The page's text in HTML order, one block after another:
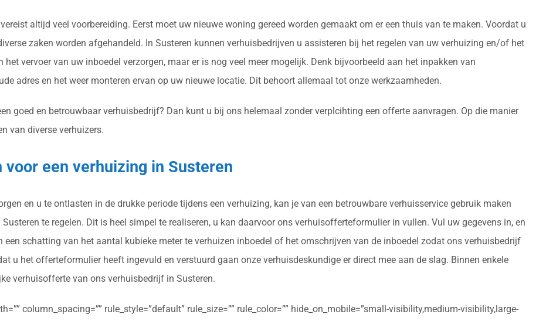
altijd veel voorbereiding. Eerst moet uw nieuwe woning gereed worden gemaakt om er een thuis van te maken. Voordat u
zaken worden afgehandeld. In Susteren kunnen verhuisbedrijven u assisteren bij het regelen van uw verhuizing en/of het
vervoer van uw inboedel verzorgen, maar er is nog veel meer mogelijk. Denk bijvoorbeeld aan het inpakken van
adres en het weer monteren ervan op uw nieuwe locatie. Dit behoort allemaal tot onze werkzaamheden.
goed en betrouwbaar verhuisbedrijf? Dan kunt u bij ons helemaal zonder verplcihting een offerte aanvragen. Op die manier
van diverse verhuizers.
een verhuizing in Susteren
en u te ontlasten in de drukke periode tijdens een verhuizing, kan je van een betrouwbare verhuisservice gebruik maken
te regelen. Dit is heel simpel te realiseren, u kan daarvoor ons verhuisofferteformulier in vullen. Vul uw gegevens in, en
schatting van het aantal kubieke meter te verhuizen inboedel of het omschrijven van de inboedel zodat ons verhuisbedrijf
u het offerteformulier heeft ingevuld en verstuurd gaan onze verhuisdeskundige er direct mee aan de slag. Binnen enkele
verhuisofferte van ons verhuisbedrijf in Susteren.
column_spacing=”” rule_style=”default” rule_size=”” rule_color=”” hide_on_mobile=”small-visibility,medium-visibility,large-